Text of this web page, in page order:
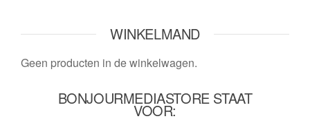
WINKELMAND
Geen producten in de winkelwagen.
BONJOURMEDIASTORE STAAT
VOOR: